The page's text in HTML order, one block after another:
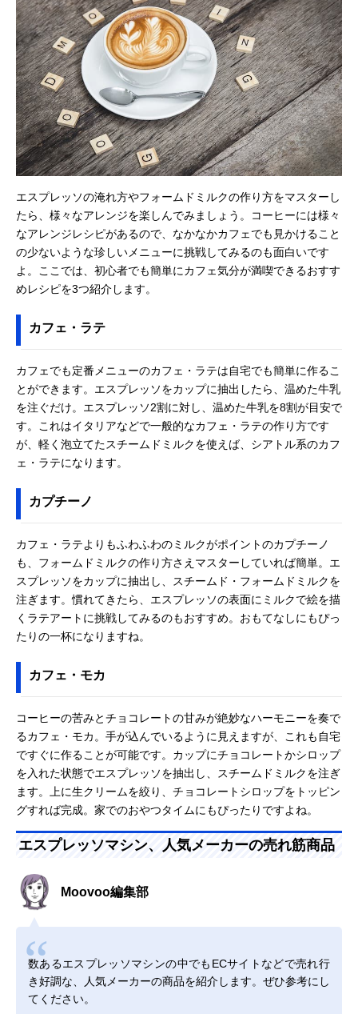
エスプレッソの淹れ方やフォームドミルクの作り方をマスターし
たら、様々なアレンジを楽しんでみましょう。コーヒーには様々
なアレンジレシピがあるので、なかなかカフェでも見かけること
の少ないような珍しいメニューに挑戦してみるのも面白いです
よ。ここでは、初心者でも簡単にカフェ気分が満喫できるおすす
めレシピを3つ紹介します。
カフェ・ラテ
カフェでも定番メニューのカフェ・ラテは自宅でも簡単に作るこ
とができます。エスプレッソをカップに抽出したら、温めた牛乳
を注ぐだけ。エスプレッソ2割に対し、温めた牛乳を8割が目安で
す。これはイタリアなどで一般的なカフェ・ラテの作り方です
が、軽く泡立てたスチームドミルクを使えば、シアトル系のカフ
ェ・ラテになります。
カプチーノ
カフェ・ラテよりもふわふわのミルクがポイントのカプチーノ
も、フォームドミルクの作り方さえマスターしていれば簡単。エ
スプレッソをカップに抽出し、スチームド・フォームドミルクを
注ぎます。慣れてきたら、エスプレッソの表面にミルクで絵を描
くラテアートに挑戦してみるのもおすすめ。おもてなしにもぴっ
たりの一杯になりますね。
カフェ・モカ
コーヒーの苦みとチョコレートの甘みが絶妙なハーモニーを奏で
るカフェ・モカ。手が込んでいるように見えますが、これも自宅
ですぐに作ることが可能です。カップにチョコレートかシロップ
を入れた状態でエスプレッソを抽出し、スチームドミルクを注ぎ
ます。上に生クリームを絞り、チョコレートシロップをトッピン
グすれば完成。家でのおやつタイムにもぴったりですよね。
エスプレッソマシン、人気メーカーの売れ筋商品
Moovoo編集部
数あるエスプレッソマシンの中でもECサイトなどで売れ行
き好調な、人気メーカーの商品を紹介します。ぜひ参考にし
てください。